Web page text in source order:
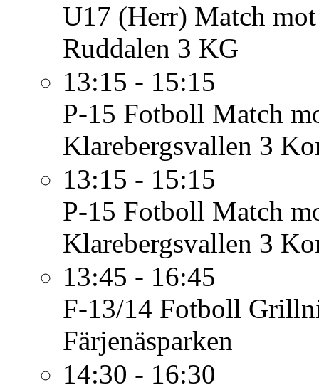
U17 (Herr) Match
Ruddalen 3 KG
13:15 - 15:15
P-15 Fotboll Match
Klarebergsvallen 3
13:15 - 15:15
P-15 Fotboll Match
Klarebergsvallen 3
13:45 - 16:45
F-13/14 Fotboll
Färjenäsparken
14:30 - 16:30